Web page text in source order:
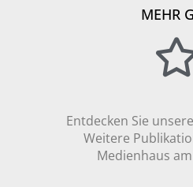
MEHR
Entdecken Sie
Weitere
Medienhaus